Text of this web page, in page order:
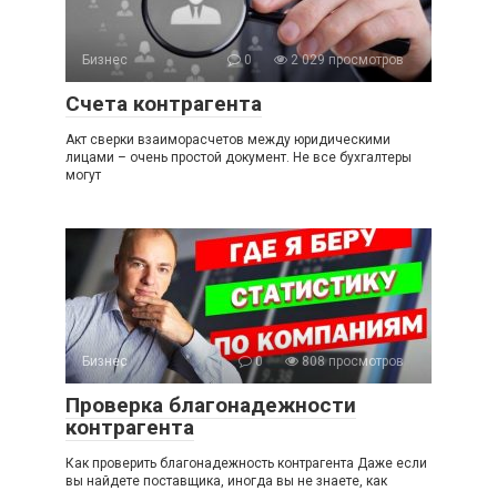
Бизнес 0 2 029 просмотров
Счета контрагента
Акт сверки взаиморасчетов между юридическими
лицами – очень простой документ. Не все бухгалтеры
могут
Бизнес 0 808 просмотров
Проверка благонадежности
контрагента
Как проверить благонадежность контрагента Даже если
вы найдете поставщика, иногда вы не знаете, как